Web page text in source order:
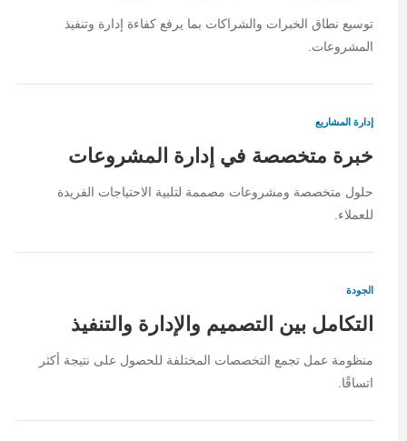
توسيع نطاق الخبرات والشراكات بما يرفع كفاءة إدارة وتنفيذ
المشروعات.
إدارة المشاريع
خبرة متخصصة في إدارة المشروعات
حلول متخصصة ومشروعات مصممة لتلبية الاحتياجات الفريدة
للعملاء.
الجودة
التكامل بين التصميم والإدارة والتنفيذ
منظومة عمل تجمع التخصصات المختلفة للحصول على نتيجة أكثر
اتساقًا.